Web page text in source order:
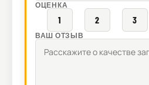
ОЦЕНКА
1 2 3
ВАШ ОТЗЫВ